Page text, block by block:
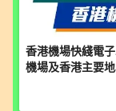
香港機場快綫電
機場及香港主要